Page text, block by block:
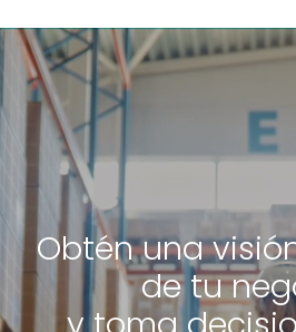
Obtén una
de tu